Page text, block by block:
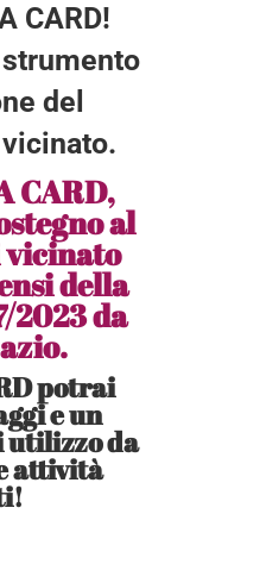
CARD!
del
CARD,
al
vicinato
della
2023 da
potrai
e un
utilizzo da
attività